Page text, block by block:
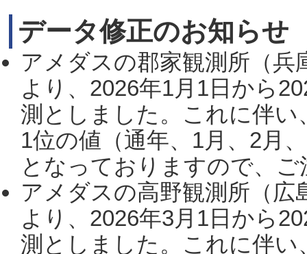
データ修正のお知らせ
アメダスの郡家観測所（
より、2026年1月1日から
測としました。これに伴い
1位の値（通年、1月、2月
となっておりますので、
アメダスの高野観測所（
より、2026年3月1日から
測としました。これに伴い